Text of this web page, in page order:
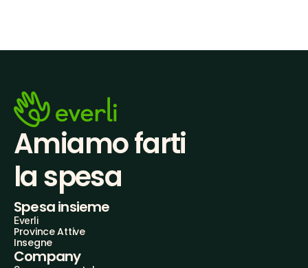
Amiamo farti
la spesa
Spesa insieme
Everli
Province Attive
Insegne
Company